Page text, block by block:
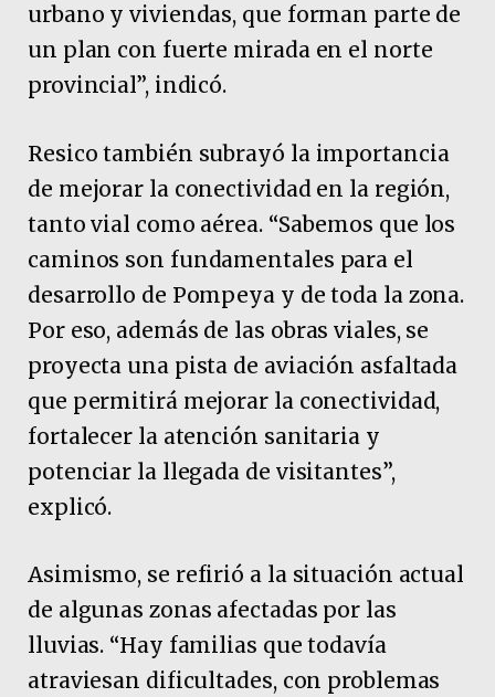
urbano y viviendas, que forman parte de
un plan con fuerte mirada en el norte
provincial”, indicó.
Resico también subrayó la importancia
de mejorar la conectividad en la región,
tanto vial como aérea. “Sabemos que los
caminos son fundamentales para el
desarrollo de Pompeya y de toda la zona.
Por eso, además de las obras viales, se
proyecta una pista de aviación asfaltada
que permitirá mejorar la conectividad,
fortalecer la atención sanitaria y
potenciar la llegada de visitantes”,
explicó.
Asimismo, se refirió a la situación actual
de algunas zonas afectadas por las
lluvias. “Hay familias que todavía
atraviesan dificultades, con problemas